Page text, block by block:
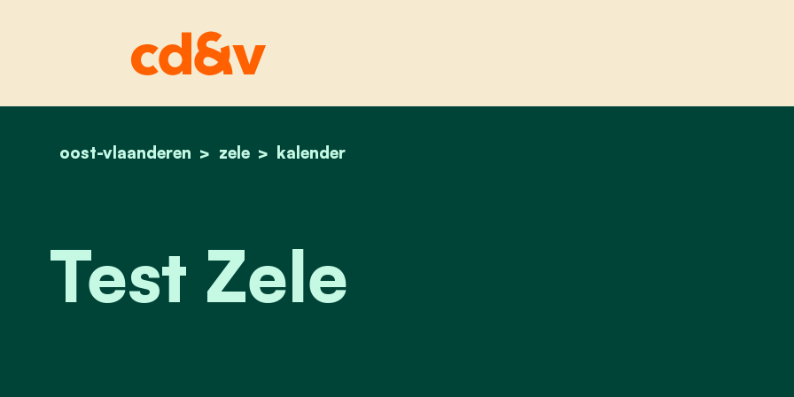
home
oost-vlaanderen zele kalender
test zele
Test Zele